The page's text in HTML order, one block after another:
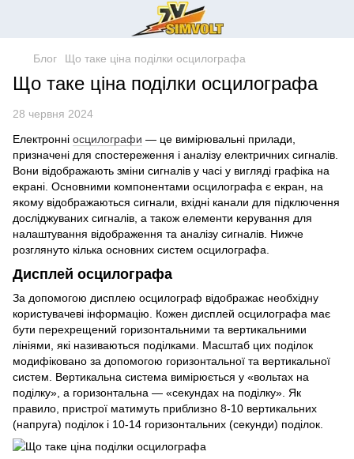
Блог Що таке ціна поділки осцилографа
Що таке ціна поділки осцилографа
28 червня 2024
Електронні осцилографи — це вимірювальні прилади,
призначені для спостереження і аналізу електричних сигналів.
Вони відображають зміни сигналів у часі у вигляді графіка на
екрані. Основними компонентами осцилографа є екран, на
якому відображаються сигнали, вхідні канали для підключення
досліджуваних сигналів, а також елементи керування для
налаштування відображення та аналізу сигналів. Нижче
розглянуто кілька основних систем осцилографа.
Дисплей осцилографа
За допомогою дисплею осцилограф відображає необхідну
користувачеві інформацію. Кожен дисплей осцилографа має
бути перехрещений горизонтальними та вертикальними
лініями, які називаються поділками. Масштаб цих поділок
модифіковано за допомогою горизонтальної та вертикальної
систем. Вертикальна система вимірюється у «вольтах на
поділку», а горизонтальна — «секундах на поділку». Як
правило, пристрої матимуть приблизно 8-10 вертикальних
(напруга) поділок і 10-14 горизонтальних (секунди) поділок.